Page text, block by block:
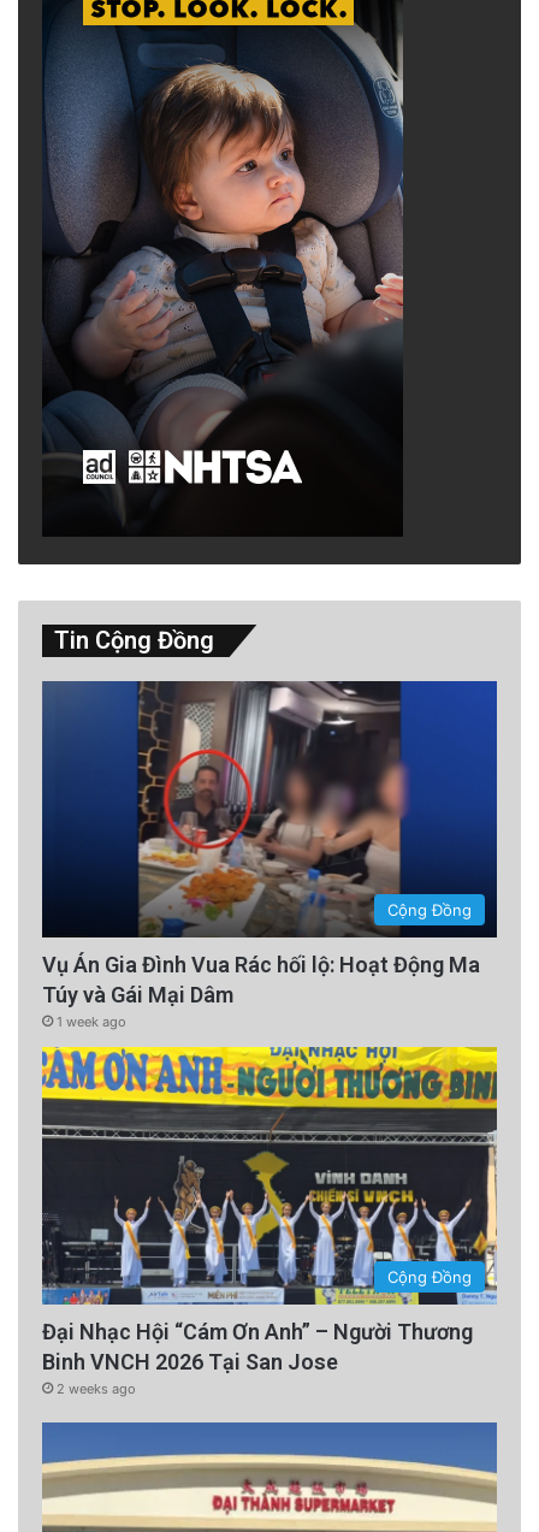
Tin Cộng Đồng
Cộng Đồng
Vụ Án Gia Đình Vua Rác hối lộ: Hoạt Động Ma
Túy và Gái Mại Dâm
1 week ago
Cộng Đồng
Đại Nhạc Hội “Cám Ơn Anh” – Người Thương
Binh VNCH 2026 Tại San Jose
2 weeks ago